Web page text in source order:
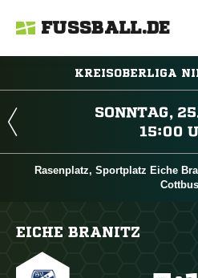
FUSSBALL.DE
KREISOBERLIGA


Rasenplatz, Sportplatz Eiche
Cottbus
EICHE BRANITZ